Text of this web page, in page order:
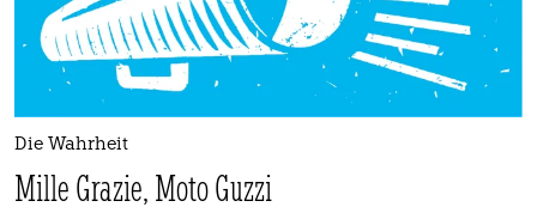
nord
wahrheit
Die Wahrheit
Mille Grazie, Moto Guzzi